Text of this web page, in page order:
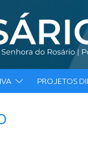
PROJETOS